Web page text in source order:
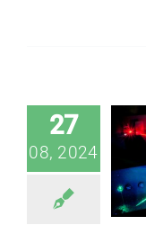
27
08, 2024